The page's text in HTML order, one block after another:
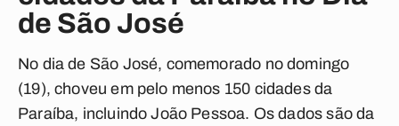
de São José
No dia de São José, comemorado no domingo
(19), choveu em pelo menos 150 cidades da
Paraíba, incluindo João Pessoa. Os dados são da